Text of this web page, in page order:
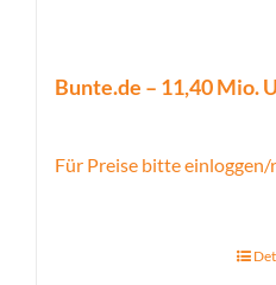
Bunte.de – 11,40 Mio.
Für Preise bitte